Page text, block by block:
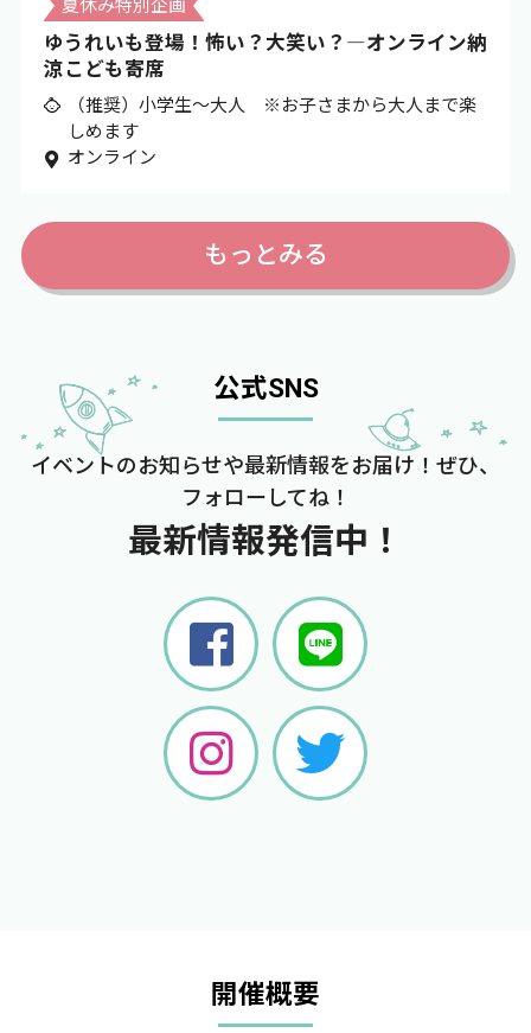
夏休み特別企画
ゆうれいも登場！怖い？大笑い？―オンライン納
涼こども寄席
（推奨）小学生〜大人 ※お子さまから大人まで楽
しめます
オンライン
もっとみる
公式SNS
イベントのお知らせや最新情報をお届け！ぜひ、
フォローしてね！
最新情報発信中！
開催概要